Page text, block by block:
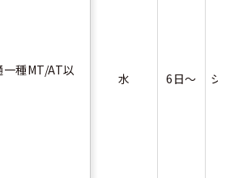
一種MT/AT以
水 6日～ シ